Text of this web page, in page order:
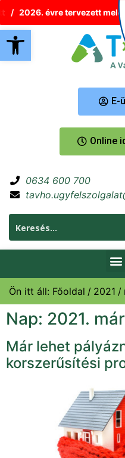
Eszköztár
2026. évre tervezett
E-
Online
0634 600 700
Ön itt áll: Főoldal 2021
Nap: 2021.
Már lehet
korszerűsítési